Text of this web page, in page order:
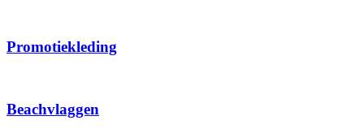
Promotiekleding
Beachvlaggen